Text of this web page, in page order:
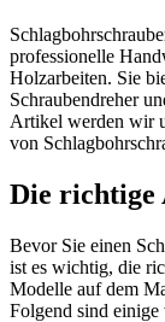
professionelle
Holzarbeiten. Sie
Schraubendreher
Artikel werden wir
von
Die richtige
Bevor Sie einen
ist es wichtig, die
Modelle auf dem
Folgend sind einige